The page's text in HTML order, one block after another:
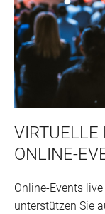
VIRTUELLE
ONLINE-
Online-Events
unterstützen Sie